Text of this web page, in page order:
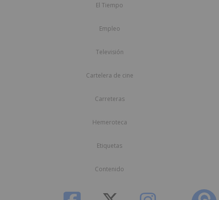
El Tiempo
Empleo
Televisión
Cartelera de cine
Carreteras
Hemeroteca
Etiquetas
Contenido